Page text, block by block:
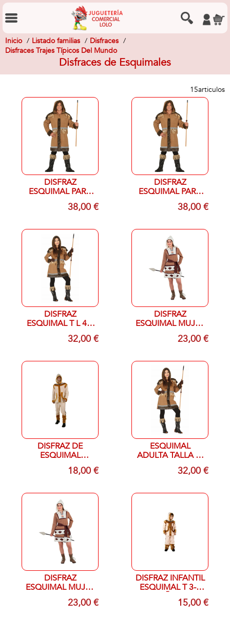
Inicio Listado familias
Disfraces
Disfraces Trajes Típicos Del Mundo
Disfraces de Esquimales
15articulos
DISFRAZ
ESQUIMAL PARA
HOMBRE T M 48-
38,00 €
DISFRAZ
ESQUIMAL PARA
HOMBRE L 52-55
38,00 €
DISFRAZ
ESQUIMAL T L 42-
32,00 €
DISFRAZ
ESQUIMAL MUJER
23,00 €
DISFRAZ DE
ESQUIMAL
HOMBRE T M/L
18,00 €
ESQUIMAL
ADULTA TALLA M
38-4032,00 €
DISFRAZ
ESQUIMAL MUJER
23,00 €
DISFRAZ INFANTIL
ESQUIMAL T 3-4
AÑOS15,00 €